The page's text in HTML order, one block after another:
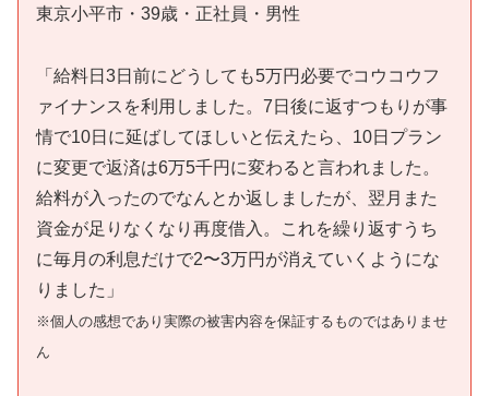
東京小平市・39歳・正社員・男性
「給料日3日前にどうしても5万円必要でコウコウフ
ァイナンスを利用しました。7日後に返すつもりが事
情で10日に延ばしてほしいと伝えたら、10日プラン
に変更で返済は6万5千円に変わると言われました。
給料が入ったのでなんとか返しましたが、翌月また
資金が足りなくなり再度借入。これを繰り返すうち
に毎月の利息だけで2〜3万円が消えていくようにな
りました」
※個人の感想であり実際の被害内容を保証するものではありませ
ん